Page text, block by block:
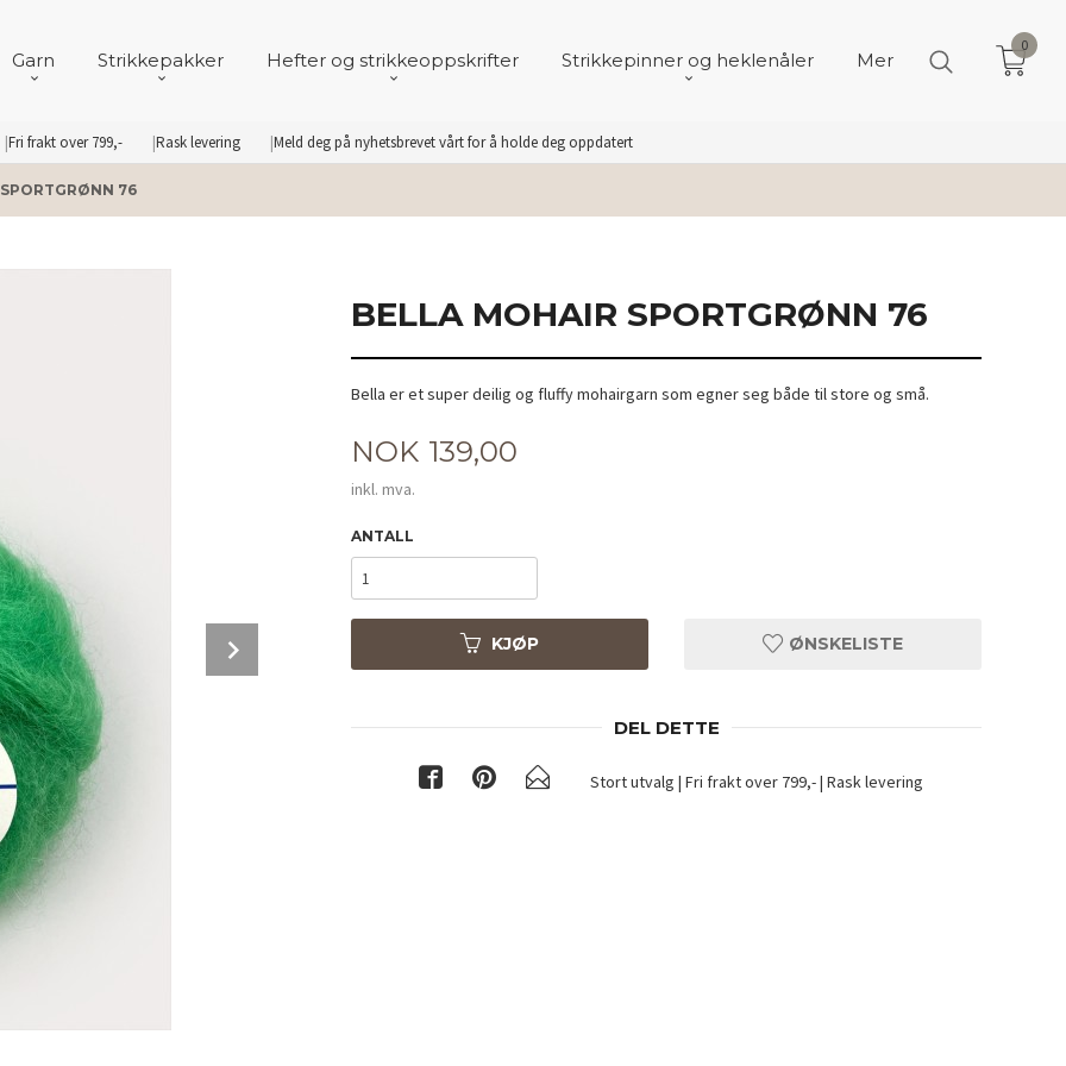
Fri frakt over 799,- Rask levering Meld deg på nyhetsbrevet vårt for å holde deg oppdatert
Garn Strikkepakker Hefter og strikkeoppskrifter Strikkepinner og heklenåler Mer
0
76
BELLA MOHAIR SPORTGRØNN 76
Bella er et super deilig og fluffy mohairgarn som egner seg både til store og små.
Pris
NOK 139,00
inkl. mva.
ANTALL
KJØP ØNSKELISTE
DEL DETTE
Stort utvalg | Fri frakt over 799,- | Rask levering